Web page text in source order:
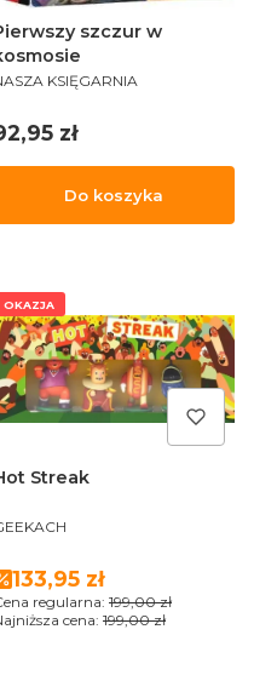
szczur w
KSIĘGARNIA
zł
Do koszyka
OKAZJA
Streak
Cena promocyjna
133,95 zł
regularna: 199,00 zł
cena: 199,00 zł